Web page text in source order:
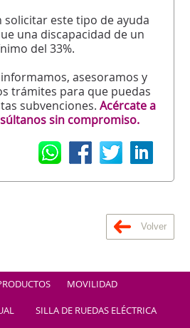
solicitar este tipo de ayuda
una discapacidad de un
del 33%.
asesoramos y
trámites para que puedas
subvenciones. Acércate a
sin compromiso.
Volver
MOVILIDAD
SILLA DE RUEDAS ELÉCTRICA